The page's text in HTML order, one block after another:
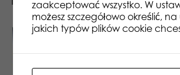
zaakceptować wszystko. W
możesz szczegółowo określić,
jakich typów plików cookie